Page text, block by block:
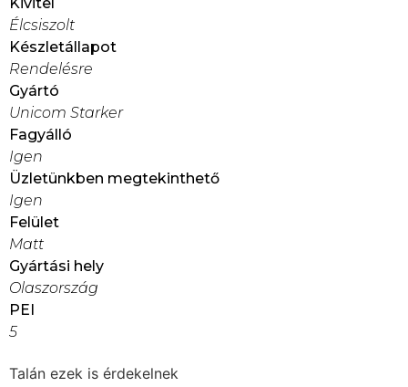
Kivitel
Élcsiszolt
Készletállapot
Rendelésre
Gyártó
Unicom Starker
Fagyálló
Igen
Üzletünkben megtekinthető
Igen
Felület
Matt
Gyártási hely
Olaszország
PEI
5
Talán ezek is érdekelnek